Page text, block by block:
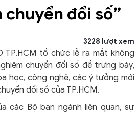
đổi số”
3228 lượt xem
TP.HCM tổ chức lễ ra mắt không
chuyển đổi số để trưng bày,
học, công nghệ, các ý tưởng mới
đổi số của TP.HCM.
các Bộ ban ngành liên quan, sự